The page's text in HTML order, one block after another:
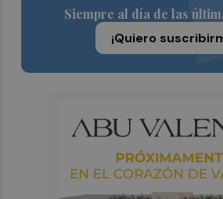
Siempre al día de las
¡Quiero